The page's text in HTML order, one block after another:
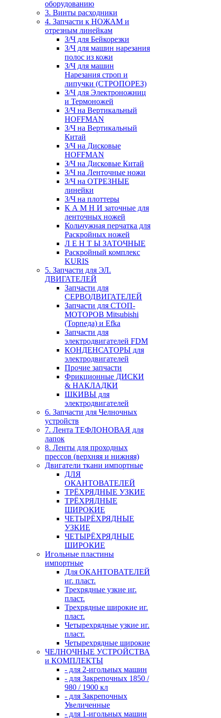
оборудованию
3. Винты расходники
4. Запчасти к НОЖАМ и
отрезным линейкам
З/Ч для Бейкорезки
З/Ч для машин нарезания
полос из кожи
З/Ч для машин
Нарезания строп и
липучки (СТРОПОРЕЗ)
З/Ч для Электроножниц
и Термоножей
З/Ч на Вертикальный
HOFFMAN
З/Ч на Вертикальный
Китай
З/Ч на Дисковые
HOFFMAN
З/Ч на Дисковые Китай
З/Ч на Ленточные ножи
З/Ч на ОТРЕЗНЫЕ
линейки
З/Ч на плоттеры
К А М Н И заточные для
ленточных ножей
Кольчужная перчатка для
Раскройных ножей
Л Е Н Т Ы ЗАТОЧНЫЕ
Раскройный комплекс
KURIS
5. Запчасти для ЭЛ.
ДВИГАТЕЛЕЙ
Запчасти для
СЕРВОДВИГАТЕЛЕЙ
Запчасти для СТОП-
МОТОРОВ Mitsubishi
(Торпеда) и Efka
Запчасти для
электродвигателей FDM
КОНДЕНСАТОРЫ для
электродвигателей
Прочие запчасти
Фрикционные ДИСКИ
& НАКЛАДКИ
ШКИВЫ для
электродвигателей
6. Запчасти для Челночных
устройств
7. Лента ТЕФЛОНОВАЯ для
лапок
8. Ленты для проходных
прессов (верхняя и нижняя)
Двигатели ткани импортные
ДЛЯ
ОКАНТОВАТЕЛЕЙ
ТРЁХРЯДНЫЕ УЗКИЕ
ТРЁХРЯДНЫЕ
ШИРОКИЕ
ЧЕТЫРЁХРЯДНЫЕ
УЗКИЕ
ЧЕТЫРЁХРЯДНЫЕ
ШИРОКИЕ
Игольные пластины
импортные
Для ОКАНТОВАТЕЛЕЙ
иг. пласт.
Трехрядные узкие иг.
пласт.
Трехрядные широкие иг.
пласт.
Четырехрядные узкие иг.
пласт.
Четырехрядные широкие
ЧЕЛНОЧНЫЕ УСТРОЙСТВА
и КОМПЛЕКТЫ
- для 2-игольных машин
- для Закрепочных 1850 /
980 / 1900 кл
- для Закрепочных
Увеличенные
- для 1-игольных машин